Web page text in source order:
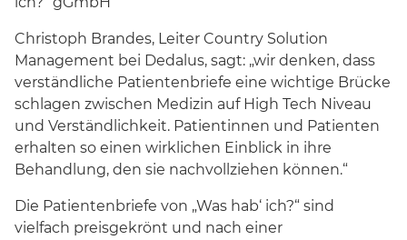
Christoph Brandes, Leiter Country Solution
Management bei Dedalus, sagt: „wir denken, dass
verständliche Patientenbriefe eine wichtige Brücke
schlagen zwischen Medizin auf High Tech Niveau
und Verständlichkeit. Patientinnen und Patienten
erhalten so einen wirklichen Einblick in ihre
Behandlung, den sie nachvollziehen können.“
Die Patientenbriefe von „Was hab‘ ich?“ sind
vielfach preisgekrönt und nach einer